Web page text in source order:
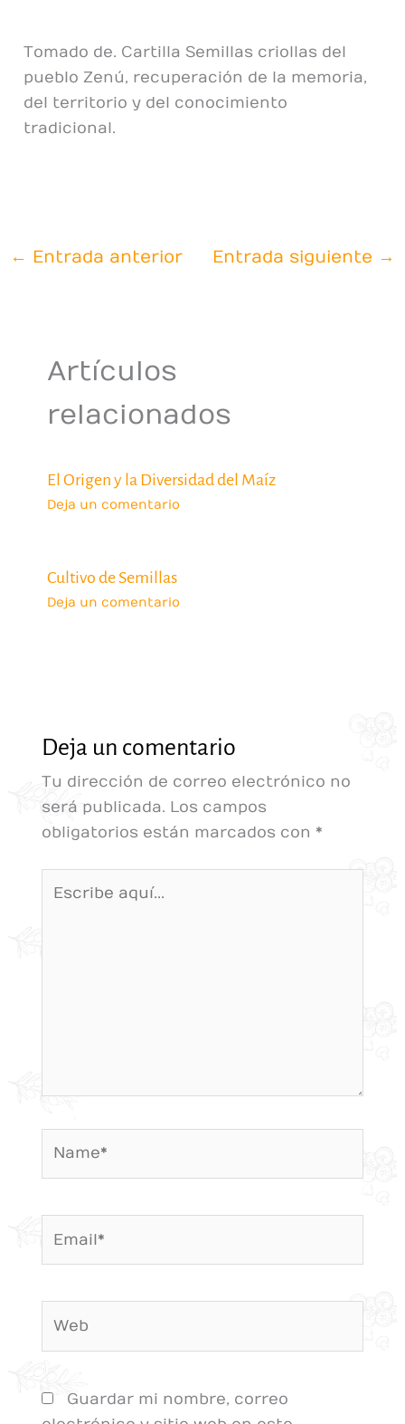
Tomado de. Cartilla Semillas criollas del
pueblo Zenú, recuperación de la memoria,
del territorio y del conocimiento
tradicional.
← Entrada anterior Entrada siguiente →
Artículos
relacionados
El Origen y la Diversidad del Maíz
Deja un comentario
Cultivo de Semillas
Deja un comentario
Deja un comentario
Tu dirección de correo electrónico no
será publicada. Los campos
obligatorios están marcados con *
Guardar mi nombre, correo